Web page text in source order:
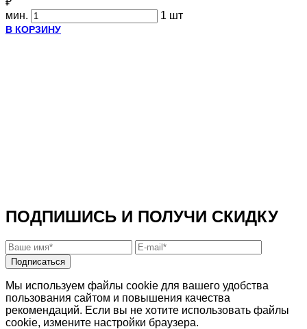
мин.
1 шт
В КОРЗИНУ
ПОДПИШИСЬ И ПОЛУЧИ СКИДКУ
Подписаться
Мы используем файлы cookie для вашего удобства
пользования сайтом и повышения качества
рекомендаций. Если вы не хотите использовать файлы
cookie, измените настройки браузера.